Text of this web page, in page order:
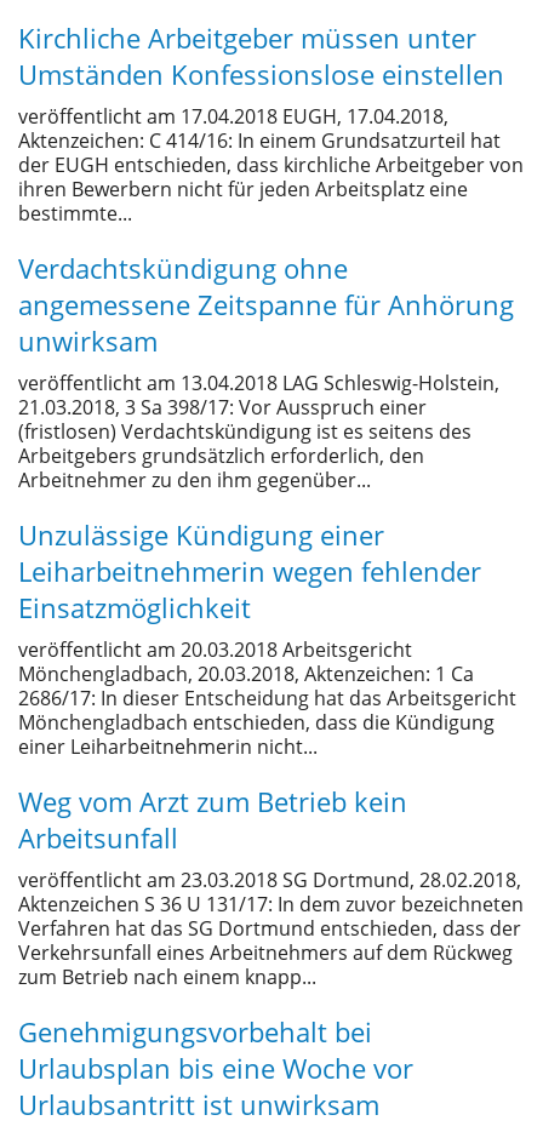
Kirchliche Arbeitgeber müssen unter
Umständen Konfessionslose einstellen
veröffentlicht am 17.04.2018 EUGH, 17.04.2018,
Aktenzeichen: C 414/16: In einem Grundsatzurteil hat
der EUGH entschieden, dass kirchliche Arbeitgeber von
ihren Bewerbern nicht für jeden Arbeitsplatz eine
bestimmte...
Verdachtskündigung ohne
angemessene Zeitspanne für Anhörung
unwirksam
veröffentlicht am 13.04.2018 LAG Schleswig-Holstein,
21.03.2018, 3 Sa 398/17: Vor Ausspruch einer
(fristlosen) Verdachtskündigung ist es seitens des
Arbeitgebers grundsätzlich erforderlich, den
Arbeitnehmer zu den ihm gegenüber...
Unzulässige Kündigung einer
Leiharbeitnehmerin wegen fehlender
Einsatzmöglichkeit
veröffentlicht am 20.03.2018 Arbeitsgericht
Mönchengladbach, 20.03.2018, Aktenzeichen: 1 Ca
2686/17: In dieser Entscheidung hat das Arbeitsgericht
Mönchengladbach entschieden, dass die Kündigung
einer Leiharbeitnehmerin nicht...
Weg vom Arzt zum Betrieb kein
Arbeitsunfall
veröffentlicht am 23.03.2018 SG Dortmund, 28.02.2018,
Aktenzeichen S 36 U 131/17: In dem zuvor bezeichneten
Verfahren hat das SG Dortmund entschieden, dass der
Verkehrsunfall eines Arbeitnehmers auf dem Rückweg
zum Betrieb nach einem knapp...
Genehmigungsvorbehalt bei
Urlaubsplan bis eine Woche vor
Urlaubsantritt ist unwirksam